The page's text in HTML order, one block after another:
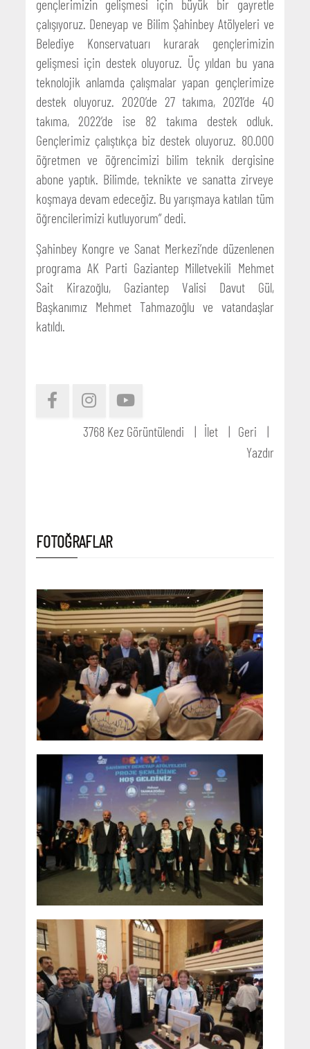
gençlerimizin gelişmesi için büyük bir gayretle
çalışıyoruz. Deneyap ve Bilim Şahinbey Atölyeleri ve
Belediye Konservatuarı kurarak gençlerimizin
gelişmesi için destek oluyoruz. Üç yıldan bu yana
teknolojik anlamda çalışmalar yapan gençlerimize
destek oluyoruz. 2020’de 27 takıma, 2021’de 40
takıma, 2022’de ise 82 takıma destek odluk.
Gençlerimiz çalıştıkça biz destek oluyoruz. 80.000
öğretmen ve öğrencimizi bilim teknik dergisine
abone yaptık. Bilimde, teknikte ve sanatta zirveye
koşmaya devam edeceğiz. Bu yarışmaya katılan tüm
öğrencilerimizi kutluyorum” dedi.
Şahinbey Kongre ve Sanat Merkezi’nde düzenlenen
programa AK Parti Gaziantep Milletvekili Mehmet
Sait Kirazoğlu, Gaziantep Valisi Davut Gül,
Başkanımız Mehmet Tahmazoğlu ve vatandaşlar
katıldı.
3768 Kez Görüntülendi İlet
Geri
Yazdır
FOTOĞRAFLAR